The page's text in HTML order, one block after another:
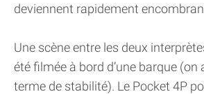
deviennent rapidement
Une scène entre les deux
été filmée à bord d’une barque (on
terme de stabilité). Le Pocket 4P